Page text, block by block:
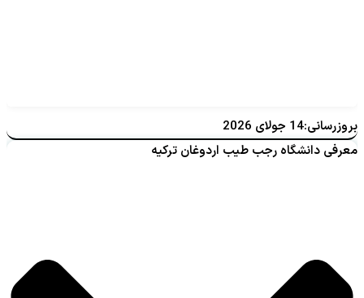
بروزرسانی:14 جولای 2026
معرفی دانشگاه رجب طیب اردوغان ترکیه